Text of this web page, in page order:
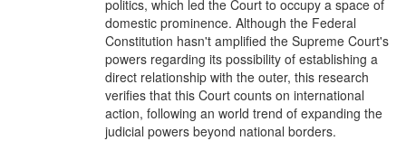
politics, which led the Court to occupy a space of
domestic prominence. Although the Federal
Constitution hasn't amplified the Supreme Court's
powers regarding its possibility of establishing a
direct relationship with the outer, this research
verifies that this Court counts on international
action, following an world trend of expanding the
judicial powers beyond national borders.